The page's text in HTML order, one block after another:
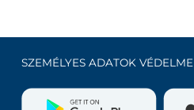
SZEMÉLYES ADATOK VÉDELME